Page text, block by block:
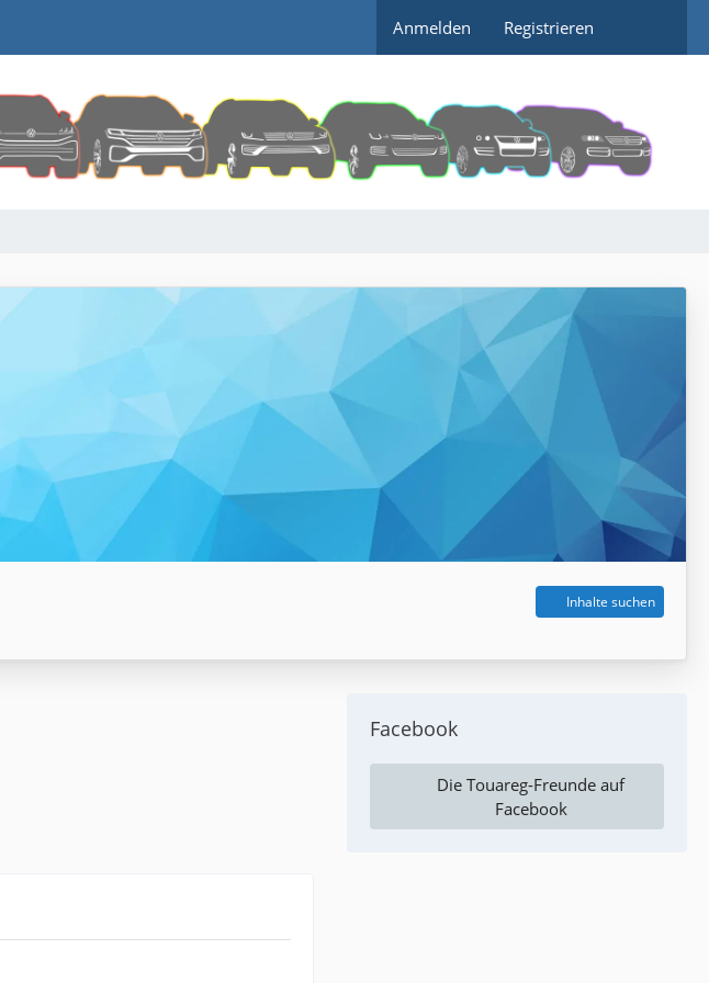
Anmelden Registrieren
Inhalte suchen
Facebook
Die Touareg-Freunde auf
Facebook